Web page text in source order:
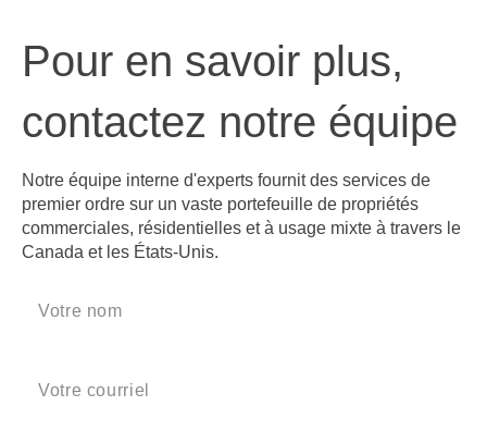
Pour en savoir plus,
contactez notre équipe
Notre équipe interne d'experts fournit des services de
premier ordre sur un vaste portefeuille de propriétés
commerciales, résidentielles et à usage mixte à travers le
Canada et les États-Unis.